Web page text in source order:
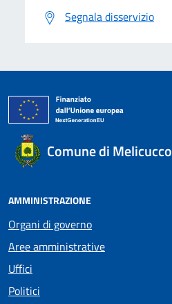
Segnala disservizio
Comune di Melicucco
AMMINISTRAZIONE
Organi di governo
Aree amministrative
Uffici
Politici